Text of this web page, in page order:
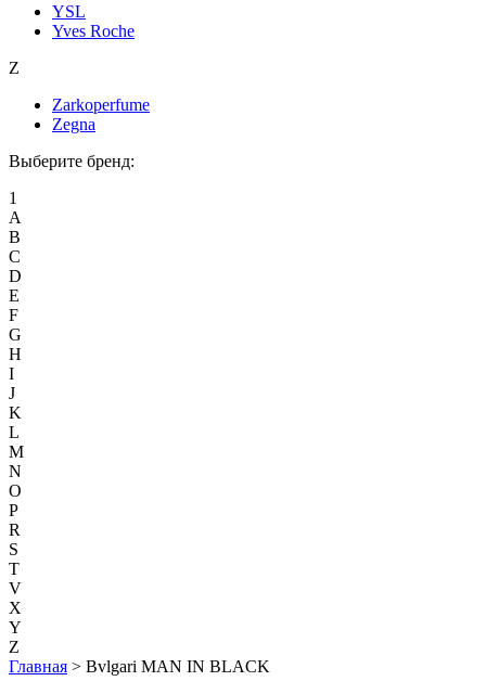
YSL
Yves Roche
Z
Zarkoperfume
Zegna
Выберите бренд:
1
A
B
C
D
E
F
G
H
I
J
K
L
M
N
O
P
R
S
T
V
X
Y
Z
Главная > Bvlgari MAN IN BLACK